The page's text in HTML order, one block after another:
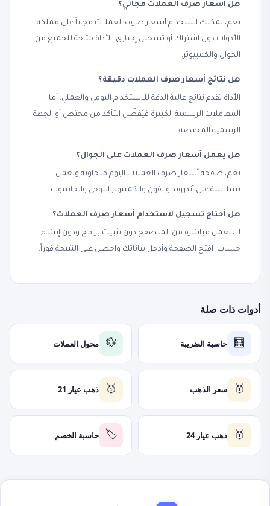
هل أسعار صرف العملات مجاني؟
نعم، يمكنك استخدام أسعار صرف العملات مجاناً على مملكة
الأدوات دون اشتراك أو تسجيل إجباري. الأداة متاحة للجميع من
الجوال والكمبيوتر.
هل نتائج أسعار صرف العملات دقيقة؟
الأداة تقدم نتائج عالية الدقة للاستخدام اليومي والعملي. أما
المعاملات الرسمية الكبيرة فيُفضّل التأكد من مختص أو الجهة
الرسمية المختصة.
هل يعمل أسعار صرف العملات على الجوال؟
نعم، صفحة أسعار صرف العملات اليوم متجاوبة وتعمل
بسلاسة على أندرويد وآيفون والكمبيوتر اللوحي والحاسوب.
هل أحتاج تسجيل لاستخدام أسعار صرف العملات؟
لا، تعمل مباشرة من المتصفح دون تثبيت برامج ودون إنشاء
حساب. افتح الصفحة وأدخل بياناتك واحصل على النتيجة فوراً.
أدوات ذات صلة
🧮 حاسبة الضريبة 💱 محول العملات
🥇 سعر الذهب 🥇 ذهب عيار 21
🥇 ذهب عيار 24 🏷️ حاسبة الخصم